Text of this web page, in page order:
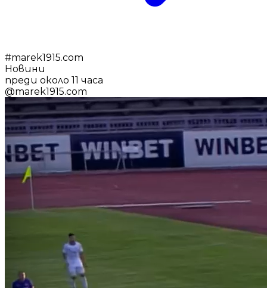
#marek1915.com
Новини
преди около 11 часа
@marek1915.com